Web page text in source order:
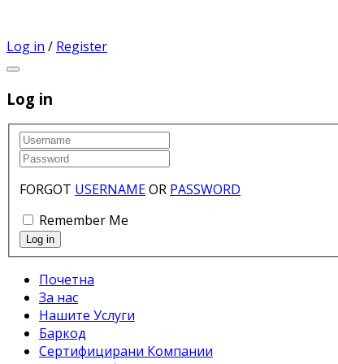
Log in / Register
Log in
FORGOT USERNAMEOR PASSWORD
Remember Me
Почетна
За нас
Нашите Услуги
Баркод
Сертифицирани Компании